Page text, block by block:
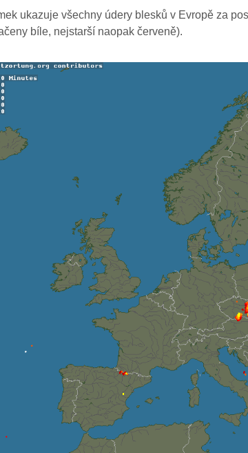
ukazuje všechny údery blesků v Evropě za
bíle, nejstarší naopak červeně).